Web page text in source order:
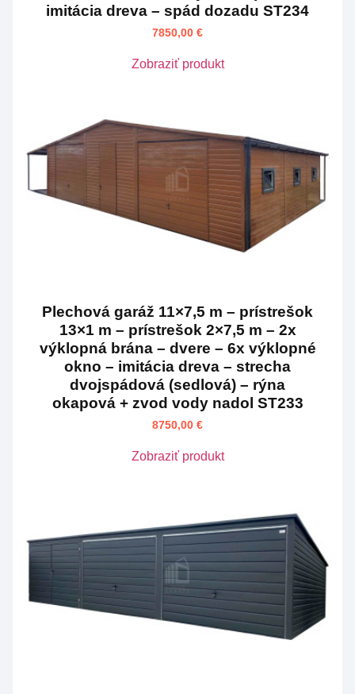
imitácia dreva – spád dozadu ST234
7850,00 €
Zobraziť produkt
Plechová garáž 11×7,5 m – prístrešok
13×1 m – prístrešok 2×7,5 m – 2x
výklopná brána – dvere – 6x výklopné
okno – imitácia dreva – strecha
dvojspádová (sedlová) – rýna
okapová + zvod vody nadol ST233
8750,00 €
Zobraziť produkt